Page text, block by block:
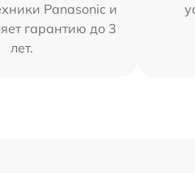
Panasonic и
гарантию до 3
лет.